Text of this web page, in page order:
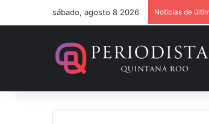
sábado, agosto 8 2026 Noticias de